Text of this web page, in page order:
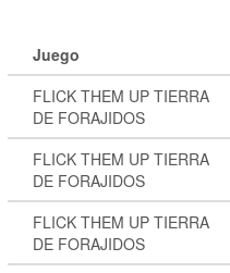
Juego
FLICK THEM UP TIERRA
DE FORAJIDOS
FLICK THEM UP TIERRA
DE FORAJIDOS
FLICK THEM UP TIERRA
DE FORAJIDOS